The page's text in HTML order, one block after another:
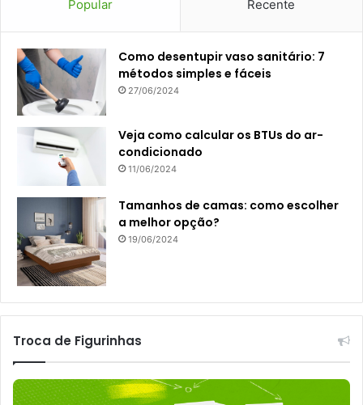
Popular Recente
Como desentupir vaso sanitário: 7
métodos simples e fáceis
27/06/2024
Veja como calcular os BTUs do ar-
condicionado
11/06/2024
Tamanhos de camas: como escolher
a melhor opção?
19/06/2024
Troca de Figurinhas